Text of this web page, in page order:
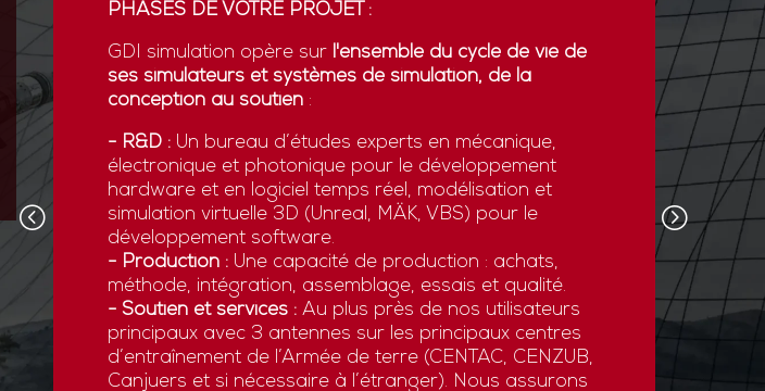
PHASES DE VOTRE PROJET :
GDI simulation opère sur l'ensemble du cycle de vie de
ses simulateurs et systèmes de simulation, de la
conception au soutien :
- R&D : Un bureau d’études experts en mécanique,
électronique et photonique pour le développement
hardware et en logiciel temps réel, modélisation et
simulation virtuelle 3D (Unreal, MÄK, VBS) pour le
développement software.
- Production : Une capacité de production : achats,
méthode, intégration, assemblage, essais et qualité.
- Soutien et services : Au plus près de nos utilisateurs
principaux avec 3 antennes sur les principaux centres
d’entraînement de l’Armée de terre (CENTAC, CENZUB,
Canjuers et si nécessaire à l’étranger). Nous assurons
GDI
La
l’export.
GDI
son
et des